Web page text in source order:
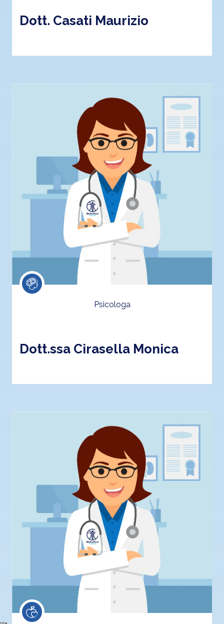
Dott. Casati Maurizio
Psicologa
Dott.ssa Cirasella Monica